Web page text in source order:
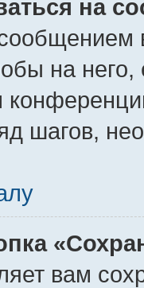
на
на
шагов,
вам